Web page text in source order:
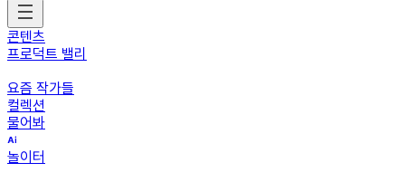
콘텐츠
프로덕트 밸리
요즘 작가들
컬렉션
물어봐
놀이터